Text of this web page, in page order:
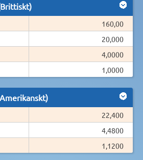
160,00
20,000
4,0000
1,0000
22,400
4,4800
1,1200